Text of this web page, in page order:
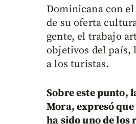
Dominicana con
de su oferta
gente, el trabajo
objetivos del país,
a los turistas.
Sobre este punto,
Mora, expresó
ha sido uno de los